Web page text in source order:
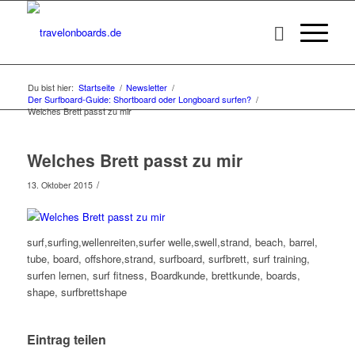
Du bist hier: Startseite / Newsletter /
Der Surfboard-Guide: Shortboard oder Longboard surfen? /
Welches Brett passt zu mir
Welches Brett passt zu mir
13. Oktober 2015 /
surf,surfing,wellenreiten,surfer welle,swell,strand, beach, barrel,
tube, board, offshore,strand, surfboard, surfbrett, surf training,
surfen lernen, surf fitness, Boardkunde, brettkunde, boards,
shape, surfbrettshape
Eintrag teilen